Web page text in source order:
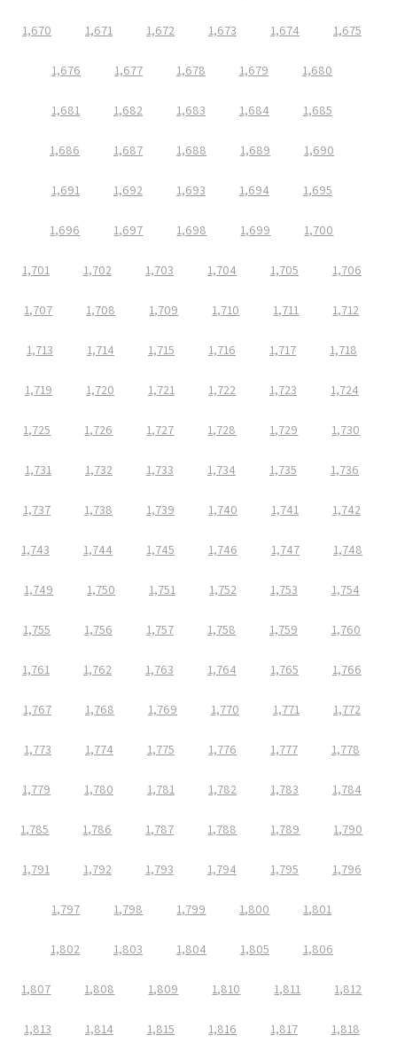
1,670 1,671 1,672 1,673 1,674 1,675
1,676 1,677 1,678 1,679 1,680
1,681 1,682 1,683 1,684 1,685
1,686 1,687 1,688 1,689 1,690
1,691 1,692 1,693 1,694 1,695
1,696 1,697 1,698 1,699 1,700
1,701 1,702 1,703 1,704 1,705 1,706
1,707 1,708 1,709 1,710 1,711 1,712
1,713 1,714 1,715 1,716 1,717 1,718
1,719 1,720 1,721 1,722 1,723 1,724
1,725 1,726 1,727 1,728 1,729 1,730
1,731 1,732 1,733 1,734 1,735 1,736
1,737 1,738 1,739 1,740 1,741 1,742
1,743 1,744 1,745 1,746 1,747 1,748
1,749 1,750 1,751 1,752 1,753 1,754
1,755 1,756 1,757 1,758 1,759 1,760
1,761 1,762 1,763 1,764 1,765 1,766
1,767 1,768 1,769 1,770 1,771 1,772
1,773 1,774 1,775 1,776 1,777 1,778
1,779 1,780 1,781 1,782 1,783 1,784
1,785 1,786 1,787 1,788 1,789 1,790
1,791 1,792 1,793 1,794 1,795 1,796
1,797 1,798 1,799 1,800 1,801
1,802 1,803 1,804 1,805 1,806
1,807 1,808 1,809 1,810 1,811 1,812
1,813 1,814 1,815 1,816 1,817 1,818